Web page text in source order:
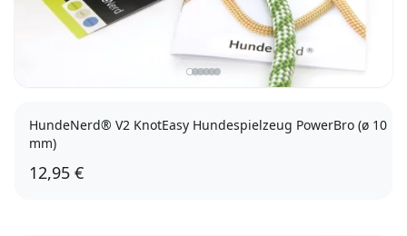
HundeNerd® V2 KnotEasy Hundespielzeug PowerBro (ø 10
mm)
12,95 €